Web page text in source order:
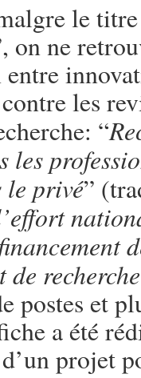
le
on ne
entre
les
“
le privé”
postes et
a été
projet